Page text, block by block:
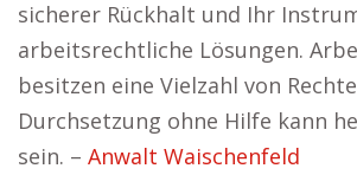
sicherer Rückhalt und Ihr
arbeitsrechtliche Lösungen.
besitzen eine Vielzahl von
Durchsetzung ohne Hilfe kann
sein. – Anwalt Waischenfeld